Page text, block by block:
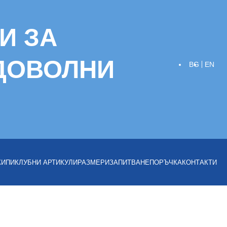
ЗА
BG EN
КЛУБНИ АРТИКУЛИРАЗМЕРИЗАПИТВАНЕПОРЪЧКАКОНТАКТИ